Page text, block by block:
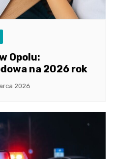
Opolu:
na 2026 rok
2026